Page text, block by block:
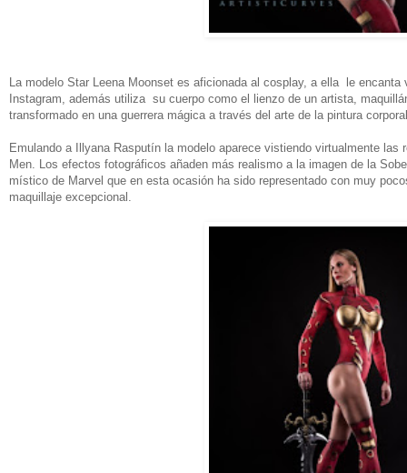
La modelo Star Leena Moonset es aficionada al cosplay, a ella le
Instagram, además utiliza su cuerpo como el lienzo de un artista,
transformado en una guerrera mágica a través del arte de la pintura
Emulando a Illyana Rasputín la modelo aparece vistiendo virtualmente
Men. Los efectos fotográficos añaden más realismo a la imagen de la
místico de Marvel que en esta ocasión ha sido representado con muy
maquillaje excepcional.